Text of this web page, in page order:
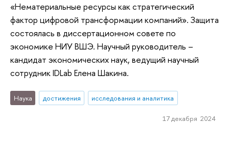
«Нематериальные ресурсы как стратегический
фактор цифровой трансформации компаний». Защита
состоялась в диссертационном совете по
экономике НИУ ВШЭ. Научный руководитель –
кандидат экономических наук, ведущий научный
сотрудник IDLab Елена Шакина.
Наука достижения исследования и аналитика
17 декабря 2024